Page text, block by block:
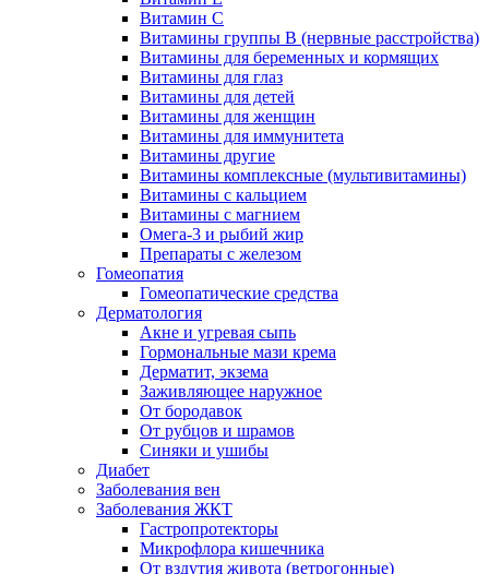
Витамин С
Витамины группы В (нервные расстройства)
Витамины для беременных и кормящих
Витамины для глаз
Витамины для детей
Витамины для женщин
Витамины для иммунитета
Витамины другие
Витамины комплексные (мультивитамины)
Витамины с кальцием
Витамины с магнием
Омега-3 и рыбий жир
Препараты с железом
Гомеопатия
Гомеопатические средства
Дерматология
Акне и угревая сыпь
Гормональные мази крема
Дерматит, экзема
Заживляющее наружное
От бородавок
От рубцов и шрамов
Синяки и ушибы
Диабет
Заболевания вен
Заболевания ЖКТ
Гастропротекторы
Микрофлора кишечника
От вздутия живота (ветрогонные)